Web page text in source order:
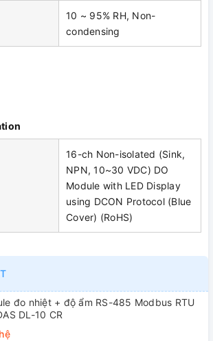
10 ~ 95% RH, Non-
condensing
16-ch Non-isolated (Sink,
NPN, 10~30 VDC) DO
Module with LED Display
using DCON Protocol (Blue
Cover) (RoHS)
đo nhiệt + độ ẩm RS-485 Modbus RTU
DL-10 CR